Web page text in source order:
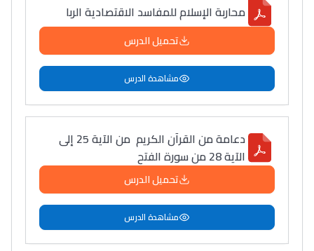
محاربة الإسلام للمفاسد الاقتصادية الربا
تحميل الدرس
مشاهدة الدرس
دعامة من القرآن الكريم من الآية 25 إلى
الآية 28 من سورة الفتح
تحميل الدرس
مشاهدة الدرس